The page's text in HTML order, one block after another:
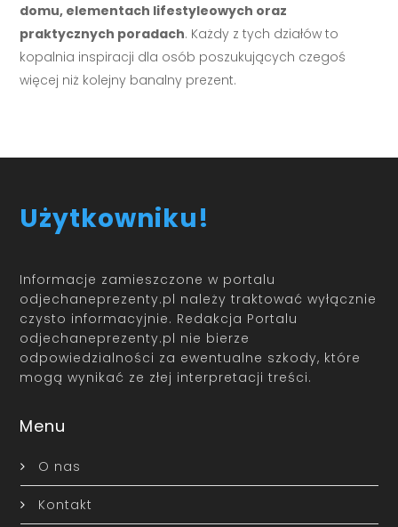
domu, elementach lifestyleowych oraz
praktycznych poradach. Każdy z tych działów to
kopalnia inspiracji dla osób poszukujących czegoś
więcej niż kolejny banalny prezent.
Użytkowniku!
Informacje zamieszczone w portalu
odjechaneprezenty.pl należy traktować wyłącznie
czysto informacyjnie. Redakcja Portalu
odjechaneprezenty.pl nie bierze
odpowiedzialności za ewentualne szkody, które
mogą wynikać ze złej interpretacji treści.
Menu
O nas
Kontakt